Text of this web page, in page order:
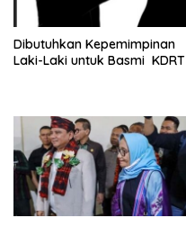
Dibutuhkan Kepemimpinan
Laki-Laki untuk Basmi KDRT